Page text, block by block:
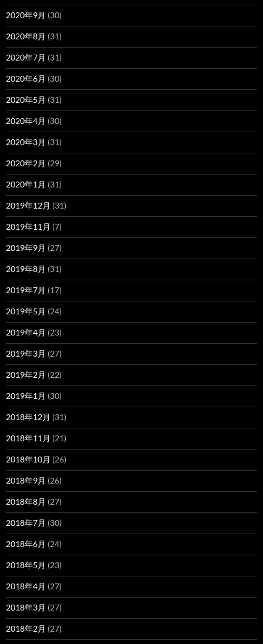
2020年9月 (30)
2020年8月 (31)
2020年7月 (31)
2020年6月 (30)
2020年5月 (31)
2020年4月 (30)
2020年3月 (31)
2020年2月 (29)
2020年1月 (31)
2019年12月 (31)
2019年11月 (7)
2019年9月 (27)
2019年8月 (31)
2019年7月 (17)
2019年5月 (24)
2019年4月 (23)
2019年3月 (27)
2019年2月 (22)
2019年1月 (30)
2018年12月 (31)
2018年11月 (21)
2018年10月 (26)
2018年9月 (26)
2018年8月 (27)
2018年7月 (30)
2018年6月 (24)
2018年5月 (23)
2018年4月 (27)
2018年3月 (27)
2018年2月 (27)